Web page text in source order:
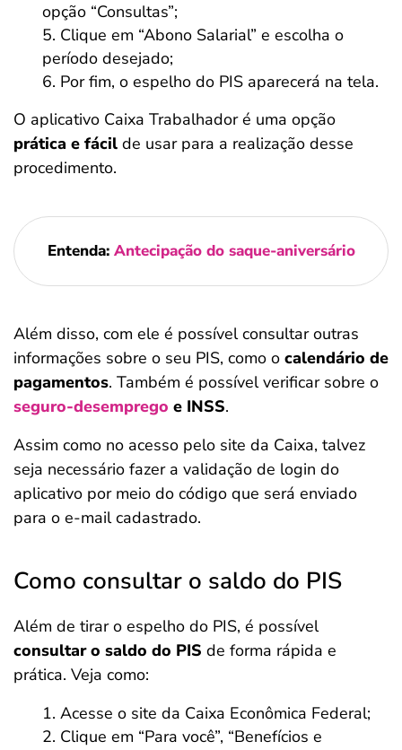
opção “Consultas”;
Clique em “Abono Salarial” e escolha o
período desejado;
Por fim, o espelho do PIS aparecerá na tela.
O aplicativo Caixa Trabalhador é uma opção
prática e fácil de usar para a realização desse
procedimento.
Entenda: Antecipação do saque-aniversário
Além disso, com ele é possível consultar outras
informações sobre o seu PIS, como o calendário de
pagamentos. Também é possível verificar sobre o
seguro-desemprego e INSS.
Assim como no acesso pelo site da Caixa, talvez
seja necessário fazer a validação de login do
aplicativo por meio do código que será enviado
para o e-mail cadastrado.
Como consultar o saldo do PIS
Além de tirar o espelho do PIS, é possível
consultar o saldo do PIS de forma rápida e
prática. Veja como:
Acesse o site da Caixa Econômica Federal;
Clique em “Para você”, “Benefícios e